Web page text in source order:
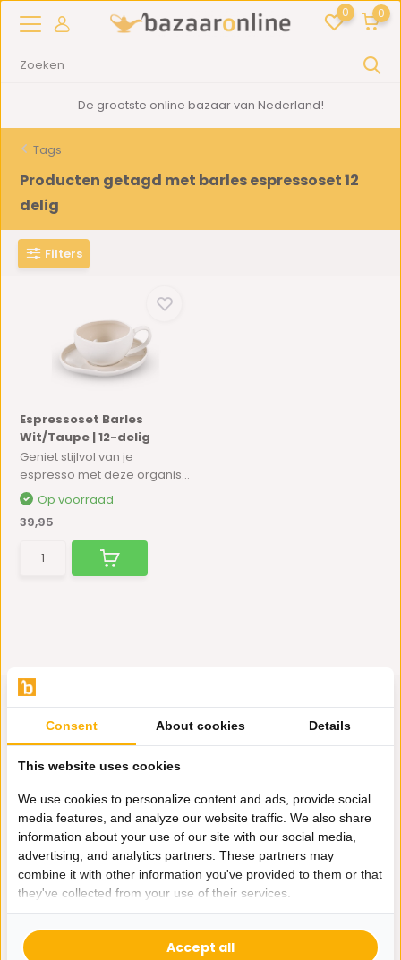
0 0
De grootste online bazaar van Nederland!
Tags
Producten getagd met barles espressoset 12
delig
Filters
Espressoset Barles
Wit/Taupe | 12-delig
Geniet stijlvol van je
espresso met deze organis...
Op voorraad
39,95
Hulp nodig?
Whatsapp ons
0162-231130
klantenservice@bazaaronline.nl
Consent About cookies Details
This website uses cookies
We use cookies to personalize content and ads, provide social
media features, and analyze our website traffic. We also share
information about your use of our site with our social media,
advertising, and analytics partners. These partners may
combine it with other information you've provided to them or that
they've collected from your use of their services.
Accept all